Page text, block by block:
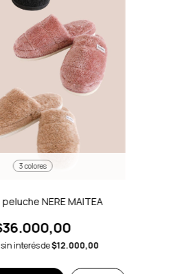
3 colores
NERE MAITEA
interés de$12.000,00